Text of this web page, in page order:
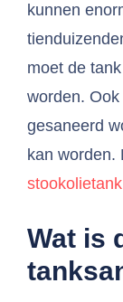
kunnen
moet de
worden.
gesaneerd
kan worden.
Wat is